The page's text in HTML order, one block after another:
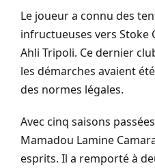
Le joueur a connu des
infructueuses vers Stoke
Ahli Tripoli. Ce dernier
les démarches avaient
des normes légales.
Avec cinq saisons
Mamadou Lamine
esprits. Il a remporté à